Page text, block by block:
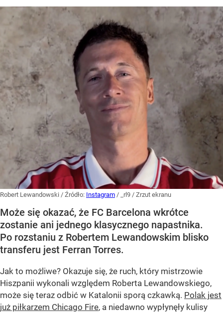
Robert Lewandowski / Źródło: Instagram / _rl9 / Zrzut ekranu
Może się okazać, że FC Barcelona wkrótce
zostanie ani jednego klasycznego napastnika.
Po rozstaniu z Robertem Lewandowskim blisko
transferu jest Ferran Torres.
Jak to możliwe? Okazuje się, że ruch, który mistrzowie
Hiszpanii wykonali względem Roberta Lewandowskiego,
może się teraz odbić w Katalonii sporą czkawką. Polak jest
już piłkarzem Chicago Fire, a niedawno wypłynęły kulisy